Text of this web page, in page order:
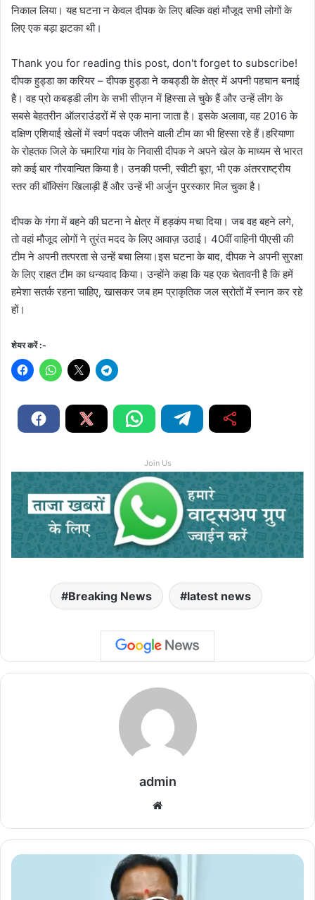
निकाल लिया। यह घटना न केवल दीपक के लिए बल्कि वहां मौजूद सभी लोगों के
लिए एक बड़ा झटका थी।
Thank you for reading this post, don't forget to subscribe!
दीपक हुड्डा का करियर – दीपक हुड्डा ने कबड्डी के क्षेत्र में अपनी पहचान बनाई
है। वह प्रो कबड्डी लीग के सभी सीज़न में हिस्सा ले चुके हैं और उन्हें लीग के
सबसे बेहतरीन ऑलराउंडरों में से एक माना जाता है। इसके अलावा, वह 2016 के
दक्षिण एशियाई खेलों में स्वर्ण पदक जीतने वाली टीम का भी हिस्सा रहे हैं।हरियाणा
के रोहतक जिले के चमारिया गांव के निवासी दीपक ने अपने खेल के माध्यम से भारत
को कई बार गौरवान्वित किया है। उनकी पत्नी, स्वीटी बूरा, भी एक अंतरराष्ट्रीय
स्तर की बॉक्सिंग खिलाड़ी हैं और उन्हें भी अर्जुन पुरस्कार मिल चुका है।
दीपक के गंगा में बहने की घटना ने क्षेत्र में हड़कंप मचा दिया। जब वह बहने लगे,
तो वहां मौजूद लोगों ने तुरंत मदद के लिए आवाज़ उठाई। 40वीं वाहिनी पीएसी की
टीम ने अपनी तत्परता से उन्हें बचा लिया।इस घटना के बाद, दीपक ने अपनी सुरक्षा
के लिए राहत टीम का धन्यवाद किया। उन्होंने कहा कि यह एक चेतावनी है कि हमें
हमेशा सतर्क रहना चाहिए, खासकर जब हम प्राकृतिक जल स्रोतों में स्नान कर रहे
हों।
शेयर करें :-
Join Us
Breaking News latest news
admin
te
मु